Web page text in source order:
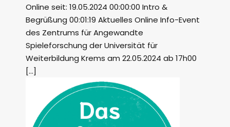
Online seit: 19.05.2024 00:00:00 Intro &
Begrüßung 00:01:19 Aktuelles Online Info-Event
des Zentrums für Angewandte
Spieleforschung der Universität für
Weiterbildung Krems am 22.05.2024 ab 17h00
[…]